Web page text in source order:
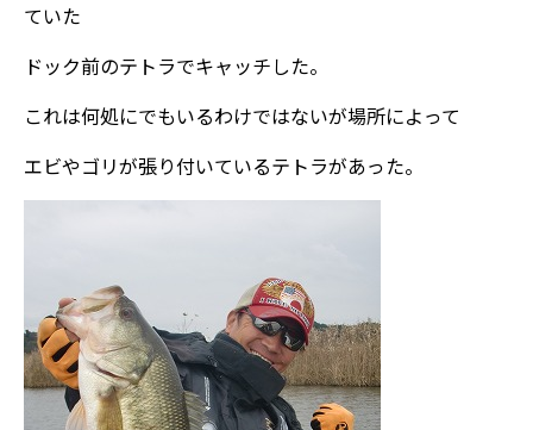
ていた
ドック前のテトラでキャッチした。
これは何処にでもいるわけではないが場所によって
エビやゴリが張り付いているテトラがあった。